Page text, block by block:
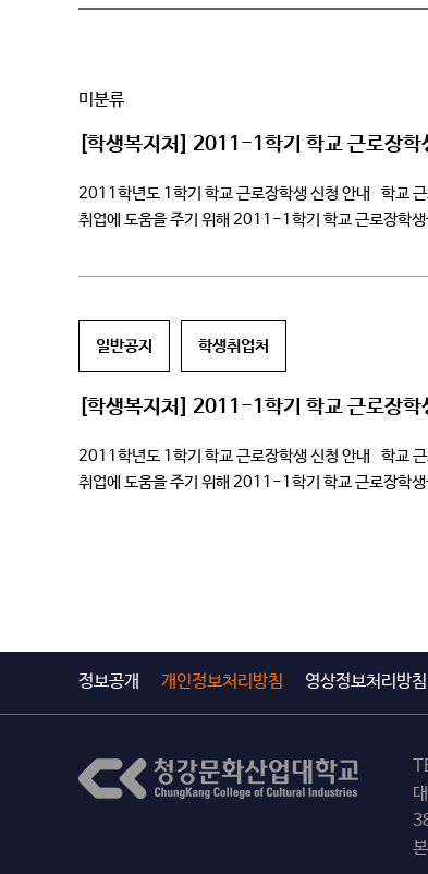
미분류
[학생복지처] 2011-1학기 학교 근로장학
2011학년도 1학기 학교 근로장학생 신청 안내 학교 근
취업에 도움을 주기 위해 2011-1학기 학교 근로장학
일반공지 학생취업처
[학생복지처] 2011-1학기 학교 근로장학
2011학년도 1학기 학교 근로장학생 신청 안내 학교 근
취업에 도움을 주기 위해 2011-1학기 학교 근로장학
정보공개 개인정보처리방침 영상정보처리방침